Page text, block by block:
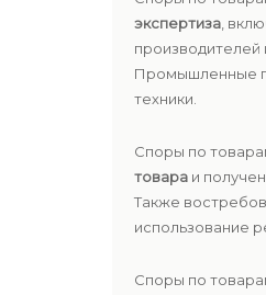
экспертиза ,
производителей
Промышленные
техники.
Споры по
товара и
Также
использование
Споры по